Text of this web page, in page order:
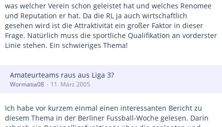
was welcher Verein schon geleistet hat und welches Renomee
und Reputation er hat. Da die RL ja auch wirtschaftlich
gesehen wird ist die Attraktivität ein großer Faktor in dieser
Frage. Natürlich muss die sportliche Qualifikation an vorderster
Linie stehen. Ein schwieriges Thema!
Amateurteams raus aus Liga 3?
Wormatia08 11. März 2005
Ich habe vor kurzem einmal einen interessanten Bericht zu
diesem Thema in der Berliner Fussball-Woche gelesen. Darin